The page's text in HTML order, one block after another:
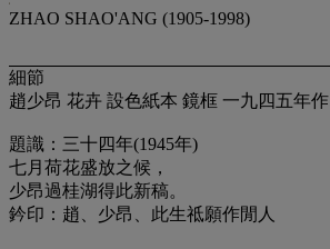
ZHAO SHAO'ANG (1905-1998)
細節
趙少昂 花卉 設色紙本 鏡框 一九四五年作
題識：三十四年(1945年)
七月荷花盛放之候，
少昂過桂湖得此新稿。
鈐印：趙、少昂、此生祗願作閒人